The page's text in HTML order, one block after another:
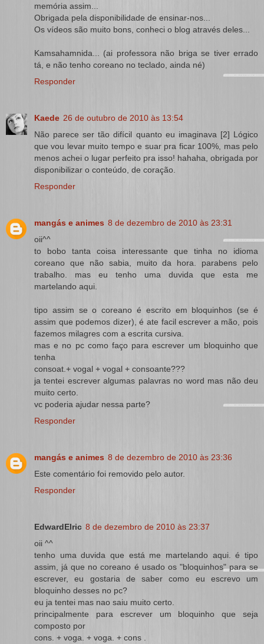
memória assim...
Obrigada pela disponibilidade de ensinar-nos...
Os vídeos são muito bons, conheci o blog através deles...
Kamsahamnida... (ai professora não briga se tiver errado
tá, e não tenho coreano no teclado, ainda né)
Responder
Kaede 26 de outubro de 2010 às 13:54
Não parece ser tão difícil quanto eu imaginava [2] Lógico
que vou levar muito tempo e suar pra ficar 100%, mas pelo
menos achei o lugar perfeito pra isso! hahaha, obrigada por
disponibilizar o conteúdo, de coração.
Responder
mangás e animes 8 de dezembro de 2010 às 23:31
oii^^
to bobo tanta coisa interessante que tinha no idioma
coreano que não sabia, muito da hora. parabens pelo
trabalho. mas eu tenho uma duvida que esta me
martelando aqui.
tipo assim se o coreano é escrito em bloquinhos (se é
assim que podemos dizer), é ate facil escrever a mão, pois
fazemos milagres com a escrita cursiva.
mas e no pc como faço para escrever um bloquinho que
tenha
consoat.+ vogal + vogal + consoante???
ja tentei escrever algumas palavras no word mas não deu
muito certo.
vc poderia ajudar nessa parte?
Responder
mangás e animes 8 de dezembro de 2010 às 23:36
Este comentário foi removido pelo autor.
Responder
EdwardElric 8 de dezembro de 2010 às 23:37
oii ^^
tenho uma duvida que está me martelando aqui. é tipo
assim, já que no coreano é usado os "bloquinhos" para se
escrever, eu gostaria de saber como eu escrevo um
bloquinho desses no pc?
eu ja tentei mas nao saiu muito certo.
principalmente para escrever um bloquinho que seja
composto por
cons. + voga. + voga. + cons .